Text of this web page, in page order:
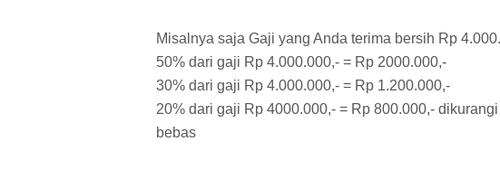
Misalnya saja Gaji yang Anda terima bersih Rp
50% dari gaji Rp 4.000.000,- = Rp 2000.000,-
30% dari gaji Rp 4.000.000,- = Rp 1.200.000,-
20% dari gaji Rp 4000.000,- = Rp 800.000,-
bebas